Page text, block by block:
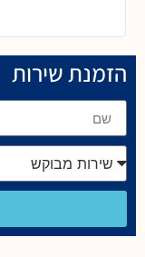
הזמנת שירות